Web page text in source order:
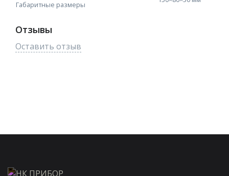
Габаритные размеры
Отзывы
Оставить отзыв